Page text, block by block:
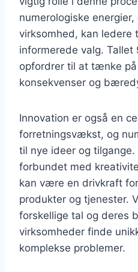
numerologiske
virksomhed, kan
informerede valg. Tallet
opfordrer til at tænke
konsekvenser og
Innovation er også en
forretningsvækst, og
til nye ideer og
forbundet med
kan være en drivkraft
produkter og tjenester.
forskellige tal og deres
virksomheder finde
komplekse problemer.